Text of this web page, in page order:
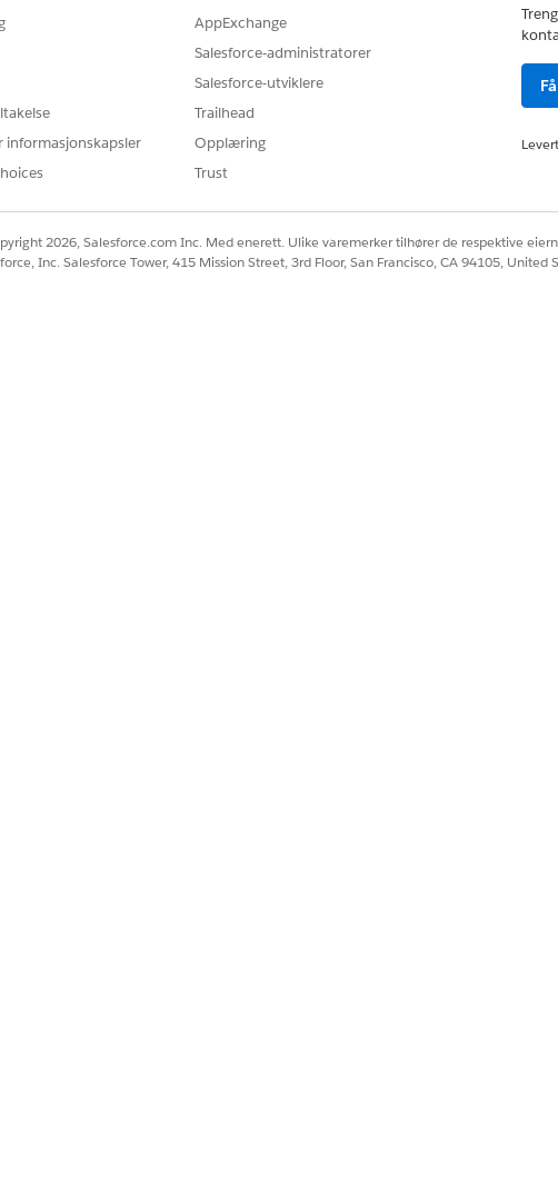
til å gjøre om passive varsler til interaktive
muligheten til å bekrefte deltakelse og oppgi preferanser ved å svare på
svare med produkt- eller forsendelsesspørsmål før de fullfører et
gjennom oppsettet eller gi kundestøtte de første 30 dagene etter kjøp.
Gi mottakere mulighet til å svare på forsendelses- eller
dato og et klokkeslett for vedlikehold via et e-postsvar.
og la medlemmer innløse lojalitetspoeng via samtaleinteraksjoner.
anbefalinger basert på nylig kjøpshistorikk.
etterfylling eller etterfylling via strukturerte e-postsvar.
informasjonskapsler
AppExchange
Salesforce-administratorer
Salesforce-utviklere
Trailhead
Opplæring
Trust
2026, Salesforce.com Inc. Med enerett. Ulike varemerker tilhører de respektive
Inc. Salesforce Tower, 415 Mission Street, 3rd Floor, San Francisco, CA 94105, United